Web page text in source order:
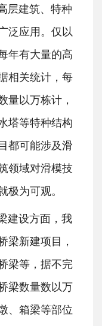
层建筑、特种
泛应用。仅以
年有大量的高
相关统计，每
量以万栋计，
塔等特种结构
都可能涉及滑
领域对滑模技
极为可观。
建设方面，我
梁新建项目，
梁等，据不完
梁数量数以万
、箱梁等部位